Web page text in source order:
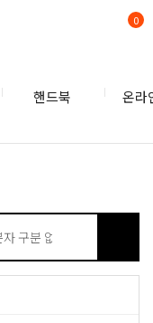
핸드북 온라
0